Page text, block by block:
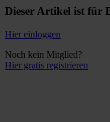
Dieser Artikel ist für
Hier einloggen
Noch kein Mitglied?
Hier gratis registrieren